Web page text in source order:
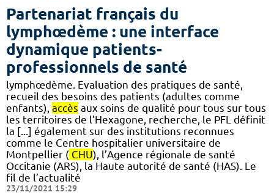
Partenariat français du
lymphœdème : une interface
dynamique patients-
professionnels de santé
lymphœdème. Evaluation des pratiques de santé,
recueil des besoins des patients (adultes comme
enfants), accès aux soins de qualité pour tous sur tous
les territoires de l’Hexagone, recherche, le PFL définit
la [...] également sur des institutions reconnues
comme le Centre hospitalier universitaire de
Montpellier ( CHU), l’Agence régionale de santé
Occitanie (ARS), la Haute autorité de santé (HAS). Le
fil de l’actualité
23/11/2021 15:29